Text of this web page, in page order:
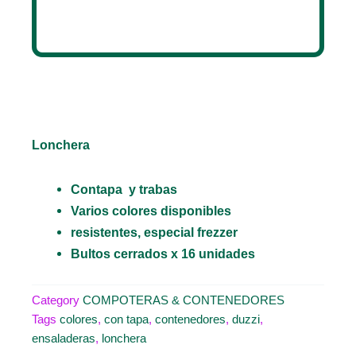
Lonchera
Contapa y trabas
Varios colores disponibles
resistentes, especial frezzer
Bultos cerrados x 16 unidades
Category COMPOTERAS & CONTENEDORES
Tags colores, con tapa, contenedores, duzzi,
ensaladeras, lonchera